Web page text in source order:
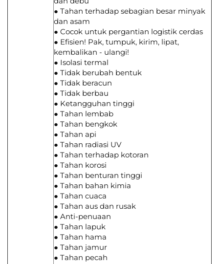
● Tahan terhadap sebagian besar minyak
dan asam
● Cocok untuk pergantian logistik cerdas
● Efisien! Pak, tumpuk, kirim, lipat,
kembalikan - ulangi!
● Isolasi termal
● Tidak berubah bentuk
● Tidak beracun
● Tidak berbau
● Ketangguhan tinggi
● Tahan lembab
● Tahan bengkok
● Tahan api
● Tahan radiasi UV
● Tahan terhadap kotoran
● Tahan korosi
● Tahan benturan tinggi
● Tahan bahan kimia
● Tahan cuaca
● Tahan aus dan rusak
● Anti-penuaan
● Tahan lapuk
● Tahan hama
● Tahan jamur
● Tahan pecah